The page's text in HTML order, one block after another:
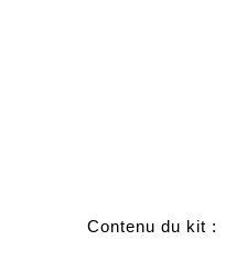
Contenu du kit :